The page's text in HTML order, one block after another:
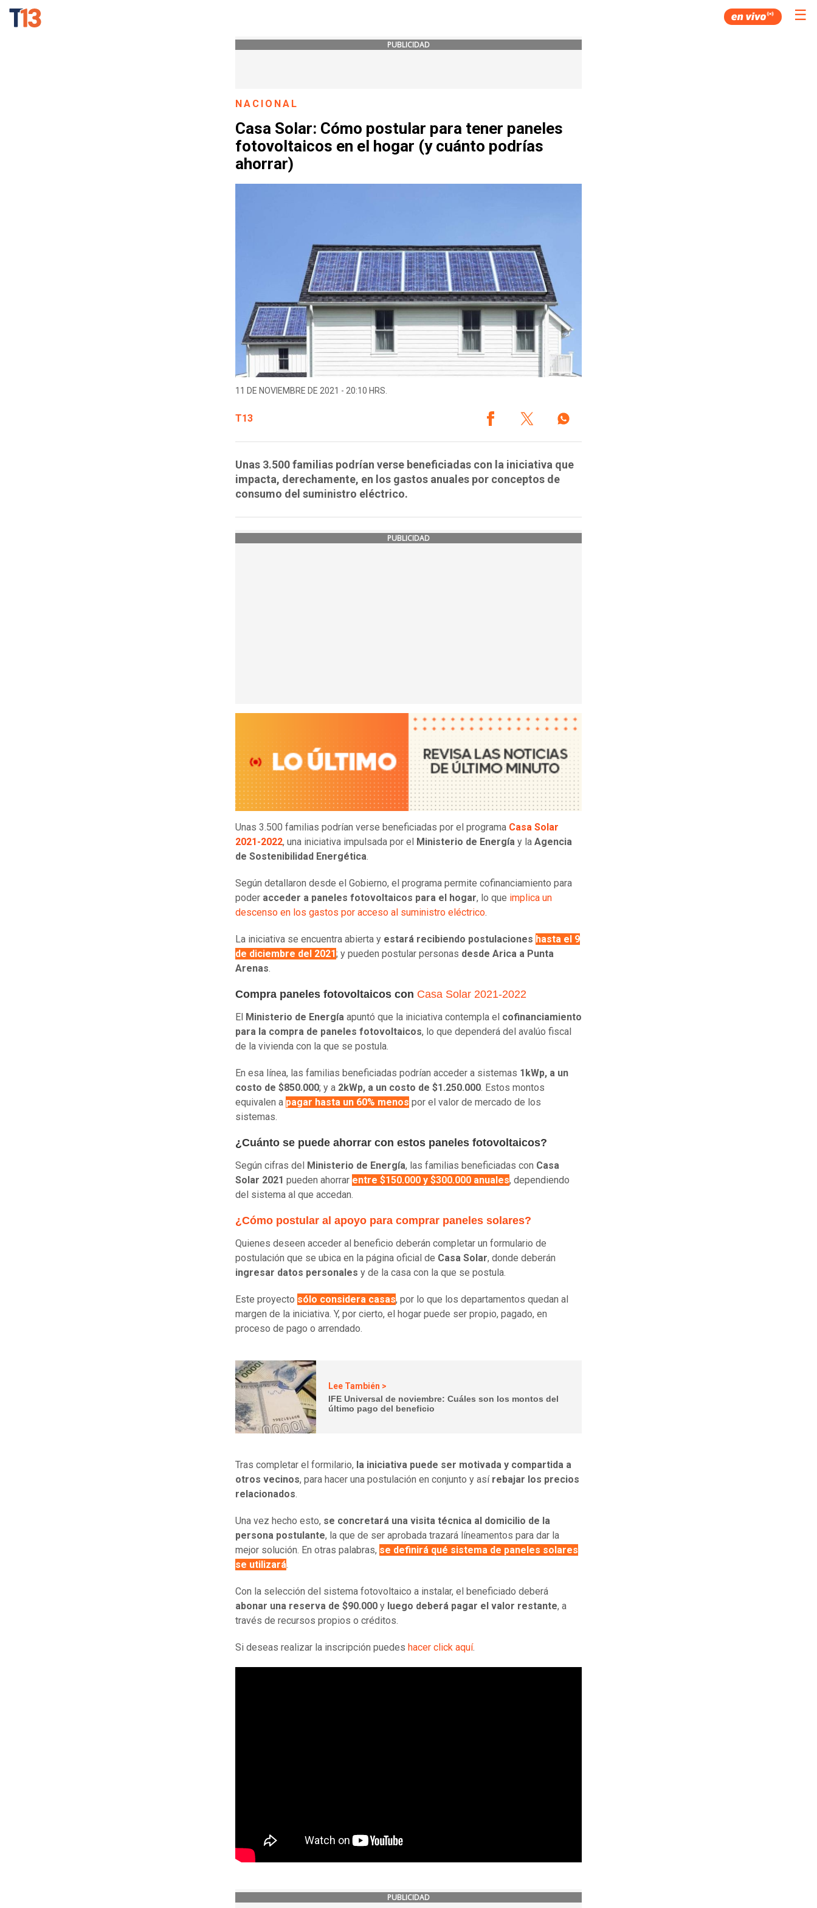
☰
PUBLICIDAD
NACIONAL
Casa Solar: Cómo postular para tener paneles
fotovoltaicos en el hogar (y cuánto podrías
ahorrar)
11 DE NOVIEMBRE DE 2021 - 20:10 HRS.
T13
Unas 3.500 familias podrían verse beneficiadas con la iniciativa que
impacta, derechamente, en los gastos anuales por conceptos de
consumo del suministro eléctrico.
PUBLICIDAD
Unas 3.500 familias podrían verse beneficiadas por el programa Casa Solar
2021-2022, una iniciativa impulsada por el Ministerio de Energía y la Agencia
de Sostenibilidad Energética.
Según detallaron desde el Gobierno, el programa permite cofinanciamiento para
poder acceder a paneles fotovoltaicos para el hogar, lo que implica un
descenso en los gastos por acceso al suministro eléctrico.
La iniciativa se encuentra abierta y estará recibiendo postulaciones hasta el 9
de diciembre del 2021; y pueden postular personas desde Arica a Punta
Arenas.
Compra paneles fotovoltaicos con Casa Solar 2021-2022
El Ministerio de Energía apuntó que la iniciativa contempla el cofinanciamiento
para la compra de paneles fotovoltaicos, lo que dependerá del avalúo fiscal
de la vivienda con la que se postula.
En esa línea, las familias beneficiadas podrían acceder a sistemas 1kWp, a un
costo de $850.000; y a 2kWp, a un costo de $1.250.000. Estos montos
equivalen a pagar hasta un 60% menos por el valor de mercado de los
sistemas.
¿Cuánto se puede ahorrar con estos paneles fotovoltaicos?
Según cifras del Ministerio de Energía, las familias beneficiadas con Casa
Solar 2021 pueden ahorrar entre $150.000 y $300.000 anuales, dependiendo
del sistema al que accedan.
¿Cómo postular al apoyo para comprar paneles solares?
Quienes deseen acceder al beneficio deberán completar un formulario de
postulación que se ubica en la página oficial de Casa Solar, donde deberán
ingresar datos personales y de la casa con la que se postula.
Este proyecto sólo considera casas, por lo que los departamentos quedan al
margen de la iniciativa. Y, por cierto, el hogar puede ser propio, pagado, en
proceso de pago o arrendado.
Lee También >
IFE Universal de noviembre: Cuáles son los montos del
último pago del beneficio
Tras completar el formilario, la iniciativa puede ser motivada y compartida a
otros vecinos, para hacer una postulación en conjunto y así rebajar los precios
relacionados.
Una vez hecho esto, se concretará una visita técnica al domicilio de la
persona postulante, la que de ser aprobada trazará líneamentos para dar la
mejor solución. En otras palabras, se definirá qué sistema de paneles solares
se utilizará.
Con la selección del sistema fotovoltaico a instalar, el beneficiado deberá
abonar una reserva de $90.000 y luego deberá pagar el valor restante, a
través de recursos propios o créditos.
Si deseas realizar la inscripción puedes hacer click aquí.
PUBLICIDAD